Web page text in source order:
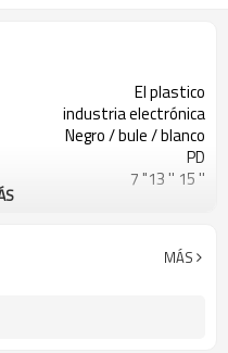
El plastico
industria electrónica
Negro / bule / blanco
PD
7 "13 '' 15 ''
MÁS